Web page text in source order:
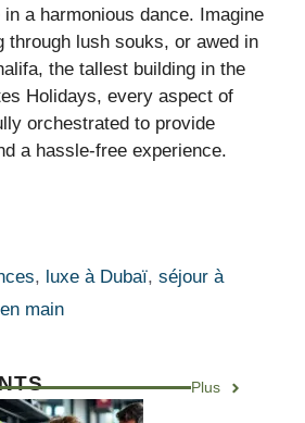
a harmonious dance. Imagine
through lush souks, or awed in
the tallest building in the
Holidays, every aspect of
orchestrated to provide
a hassle-free experience.
, luxe à Dubaï,séjour à
main
Plus